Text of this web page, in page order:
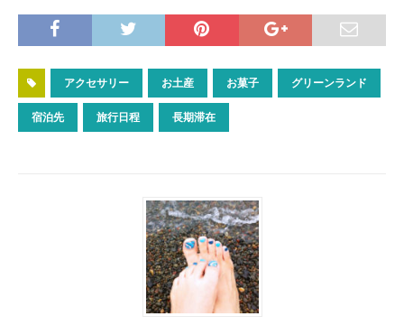
アクセサリー お土産 お菓子 グリーンランド
宿泊先 旅行日程 長期滞在